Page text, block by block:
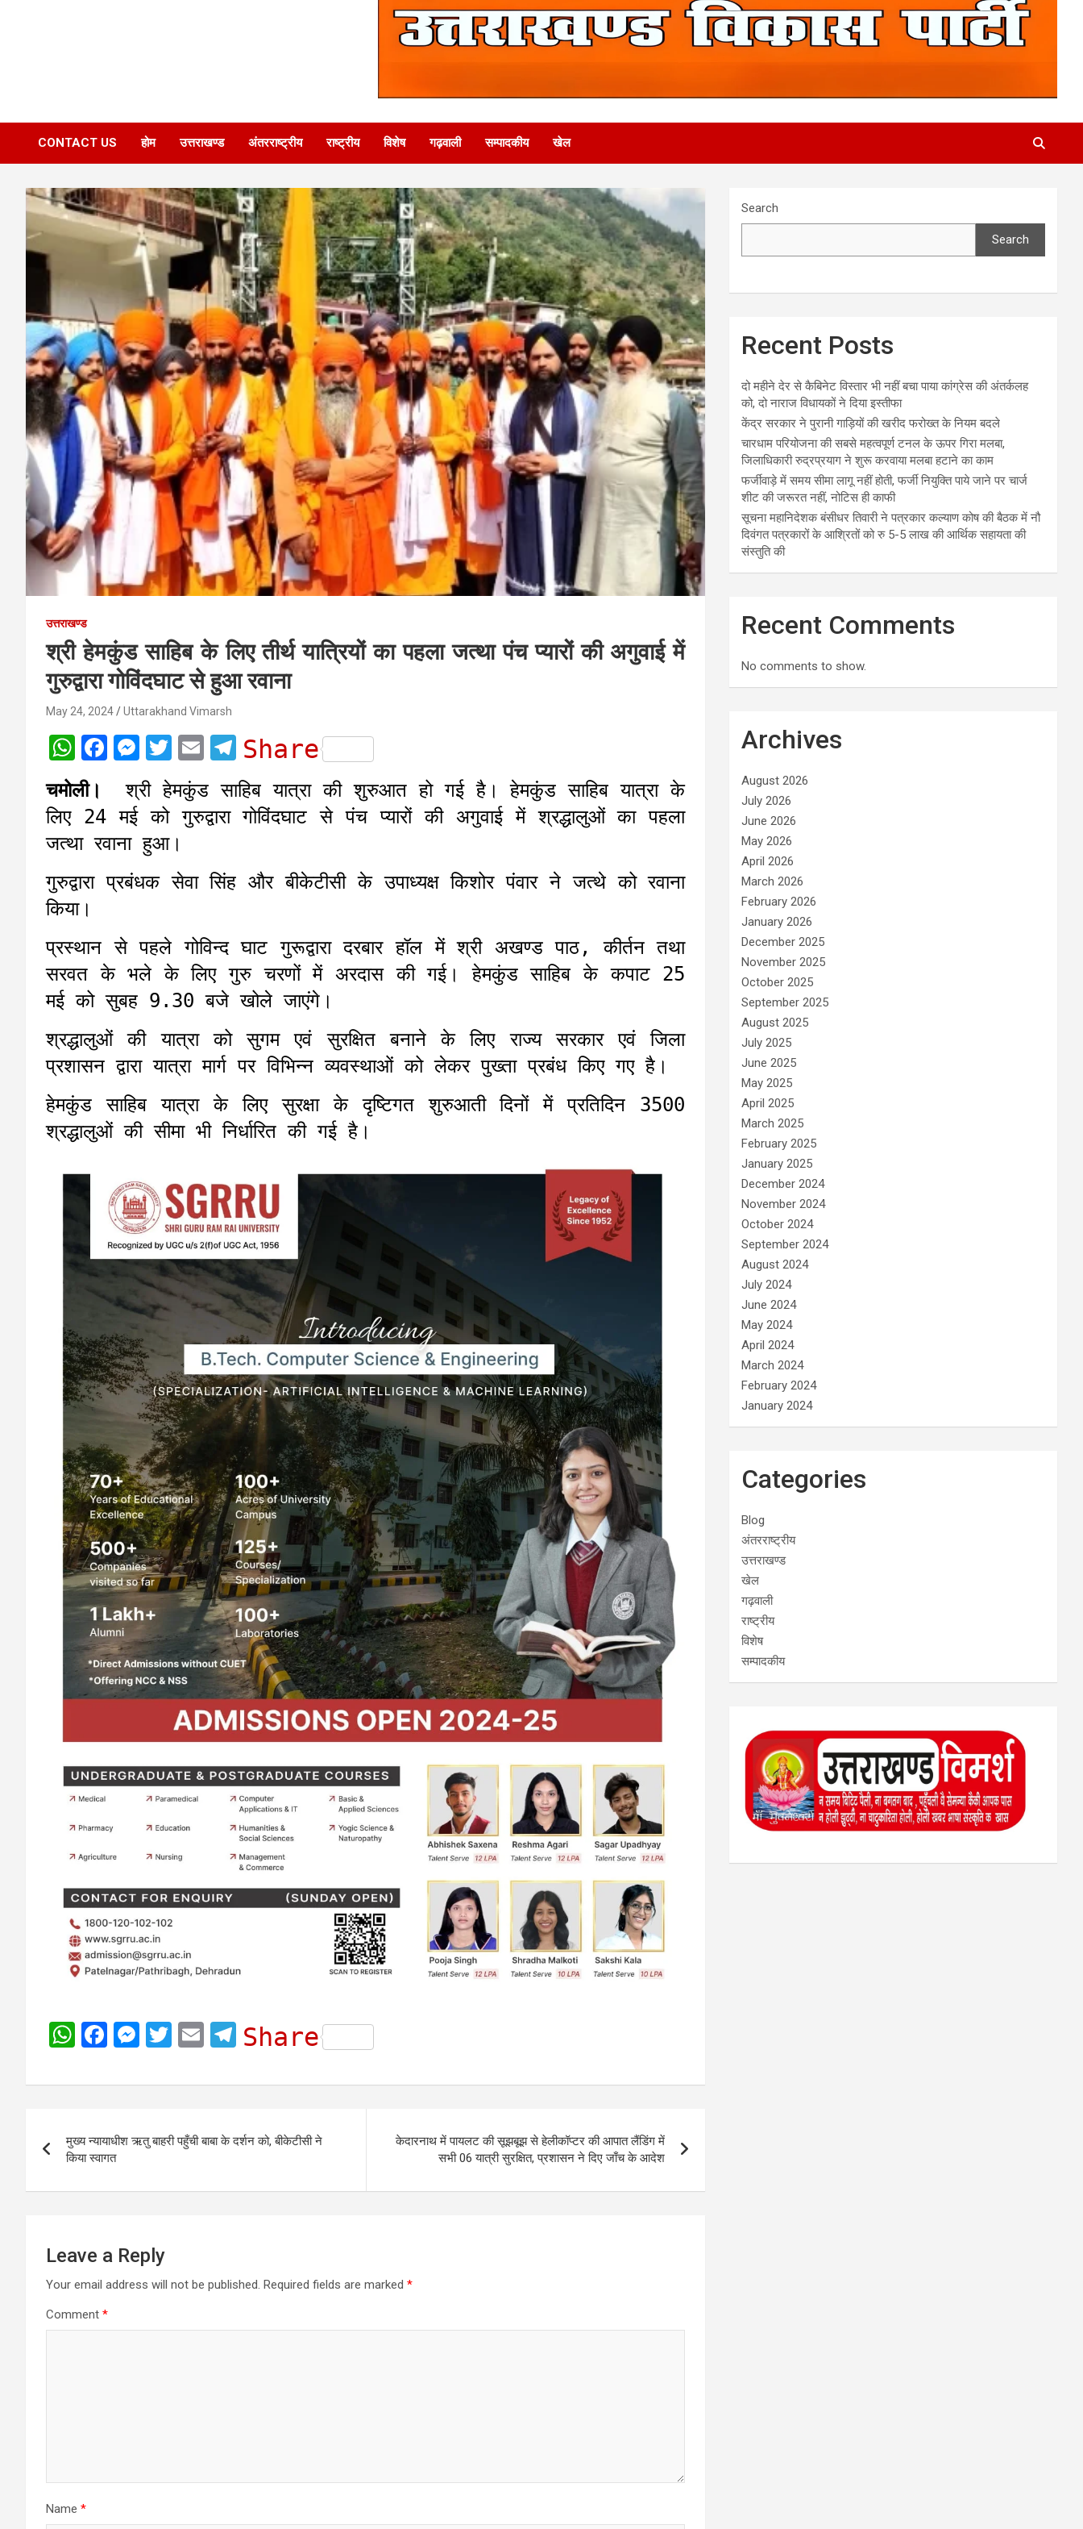
CONTACT US होम उत्तराखण्ड अंतरराष्ट्रीय राष्ट्रीय विशेष गढ़वाली सम्पादकीय खेल
उत्तराखण्ड
श्री हेमकुंड साहिब के लिए तीर्थ यात्रियों का पहला जत्था पंच प्यारों की अगुवाई में
गुरुद्वारा गोविंदघाट से हुआ रवाना
May 24, 2024 Uttarakhand Vimarsh
W
h
a
t
s
A
p
F
e
b
o
o
k
M
e
s
s
e
n
r
T
i
t
t
e
E
a
i
T
e
l
e
r
Share
चमोली।
श्री हेमकुंड साहिब यात्रा की शुरुआत हो गई है। हेमकुंड साहिब यात्रा के
लिए 24 मई को गुरुद्वारा गोविंदघाट से पंच प्यारों की अगुवाई में श्रद्धालुओं का पहला
जत्था रवाना हुआ।
गुरुद्वारा प्रबंधक सेवा सिंह और बीकेटीसी के उपाध्यक्ष किशोर पंवार ने जत्थे को रवाना
किया।
प्रस्थान से पहले गोविन्द घाट गुरूद्वारा दरबार हॉल में श्री अखण्ड पाठ, कीर्तन तथा
सरवत के भले के लिए गुरु चरणों में अरदास की गई। हेमकुंड साहिब के कपाट 25
मई को सुबह 9.30 बजे खोले जाएंगे।
श्रद्धालुओं की यात्रा को सुगम एवं सुरक्षित बनाने के लिए राज्य सरकार एवं जिला
प्रशासन द्वारा यात्रा मार्ग पर विभिन्न व्यवस्थाओं को लेकर पुख्ता प्रबंध किए गए है।
हेमकुंड साहिब यात्रा के लिए सुरक्षा के दृष्टिगत शुरुआती दिनों में प्रतिदिन 3500
श्रद्धालुओं की सीमा भी निर्धारित की गई है।
W
a
s
A
p
F
c
b
o
o
M
s
e
g
r
T
i
t
r
E
a
l
T
l
g
a
Share
navigation
मुख्य न्यायाधीश ऋतु बाहरी पहुँची बाबा के दर्शन को, बीकेटीसी ने
किया स्वागत
केदारनाथ में पायलट की सूझबूझ से हेलीकॉप्टर की आपात लैंडिंग में
सभी 06 यात्री सुरक्षित, प्रशासन ने दिए जाँच के आदेश
Leave a Reply
Your email address will not be published. Required fields are marked *
Comment *
Name *
Search
Search
Recent Posts
दो महीने देर से कैबिनेट विस्तार भी नहीं बचा पाया कांग्रेस की अंतर्कलह
को, दो नाराज विधायकों ने दिया इस्तीफा
केंद्र सरकार ने पुरानी गाड़ियों की खरीद फरोख्त के नियम बदले
चारधाम परियोजना की सबसे महत्वपूर्ण टनल के ऊपर गिरा मलबा,
जिलाधिकारी रुद्रप्रयाग ने शुरू करवाया मलबा हटाने का काम
फर्जीवाड़े में समय सीमा लागू नहीं होती, फर्जी नियुक्ति पाये जाने पर चार्ज
शीट की जरूरत नहीं, नोटिस ही काफी
सूचना महानिदेशक बंसीधर तिवारी ने पत्रकार कल्याण कोष की बैठक में नौ
दिवंगत पत्रकारों के आश्रितों को रु 5-5 लाख की आर्थिक सहायता की
संस्तुति की
Recent Comments
No comments to show.
Archives
August 2026
July 2026
June 2026
May 2026
April 2026
March 2026
February 2026
January 2026
December 2025
November 2025
October 2025
September 2025
August 2025
July 2025
June 2025
May 2025
April 2025
March 2025
February 2025
January 2025
December 2024
November 2024
October 2024
September 2024
August 2024
July 2024
June 2024
May 2024
April 2024
March 2024
February 2024
January 2024
Categories
Blog
अंतरराष्ट्रीय
उत्तराखण्ड
खेल
गढ़वाली
राष्ट्रीय
विशेष
सम्पादकीय